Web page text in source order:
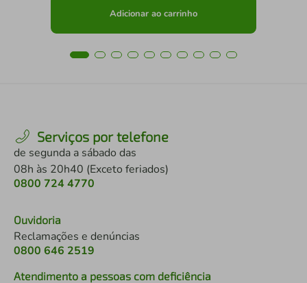
Adicionar ao carrinho
Serviços por telefone
de segunda a sábado das
08h às 20h40 (Exceto feriados)
0800 724 4770
Ouvidoria
Reclamações e denúncias
0800 646 2519
Atendimento a pessoas com deficiência